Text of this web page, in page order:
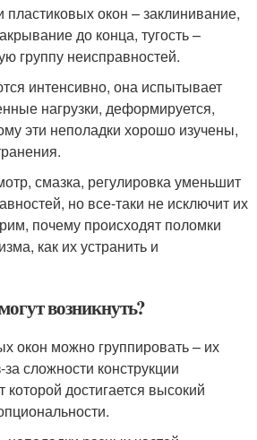
окон – заклинивание,
до конца, тугость –
группу неисправностей.
интенсивно, она испытывает
нагрузки, деформируется,
эти неполадки хорошо изучены,
смазка, регулировка уменьшит
но все-таки не исключит их
почему происходят поломки
как их устранить и
возникнуть?
окон можно группировать – их
сложности конструкции
которой достигается высокий